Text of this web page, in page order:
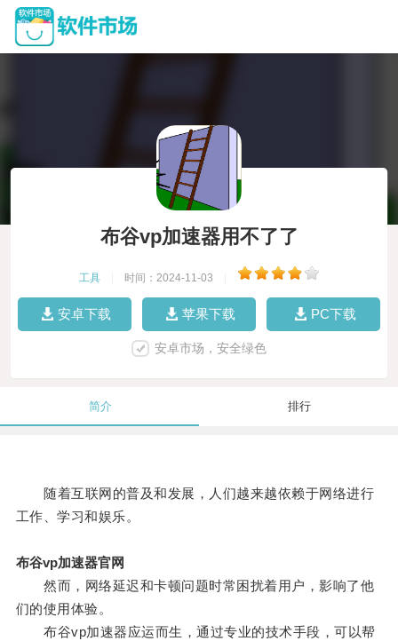
布谷vp加速器用不了了
工具 时间：2024-11-03
安卓下载 苹果下载 PC下载
安卓市场，安全绿色
简介 排行
随着互联网的普及和发展，人们越来越依赖于网络进行
工作、学习和娱乐。
布谷vp加速器官网
然而，网络延迟和卡顿问题时常困扰着用户，影响了他
们的使用体验。
布谷vp加速器应运而生，通过专业的技术手段，可以帮